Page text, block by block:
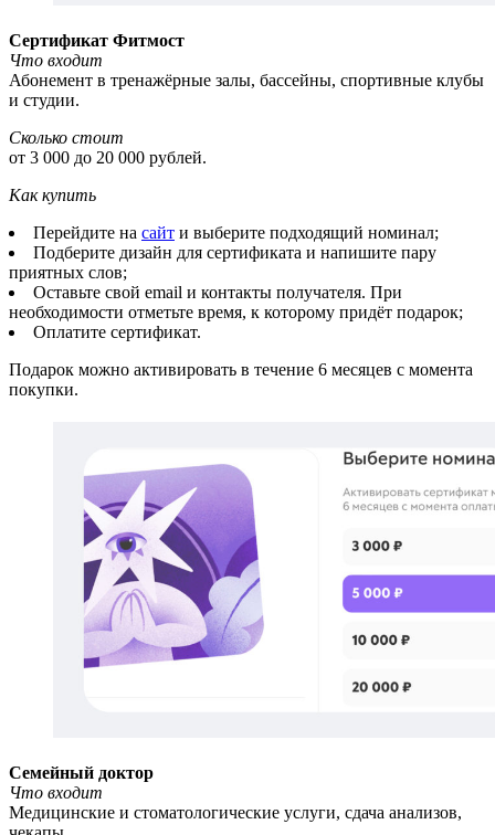
Сертификат Фитмост
Что входит
Абонемент в тренажёрные залы, бассейны, спортивные клубы
и студии.
Сколько стоит
от 3 000 до 20 000 рублей.
Как купить
Перейдите на сайт и выберите подходящий номинал;
Подберите дизайн для сертификата и напишите пару
приятных слов;
Оставьте свой email и контакты получателя. При
необходимости отметьте время, к которому придёт подарок;
Оплатите сертификат.
Подарок можно активировать в течение 6 месяцев с момента
покупки.
Семейный доктор
Что входит
Медицинские и стоматологические услуги, сдача анализов,